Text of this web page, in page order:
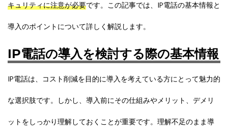
キュリティに注意が必要です。この記事では、IP電話の基本情報と
導入のポイントについて詳しく解説します。
IP電話の導入を検討する際の基本情報
IP電話は、コスト削減を目的に導入を考えている方にとって魅力的
な選択肢です。しかし、導入前にその仕組みやメリット、デメリ
ットをしっかり理解しておくことが重要です。理解不足のまま導